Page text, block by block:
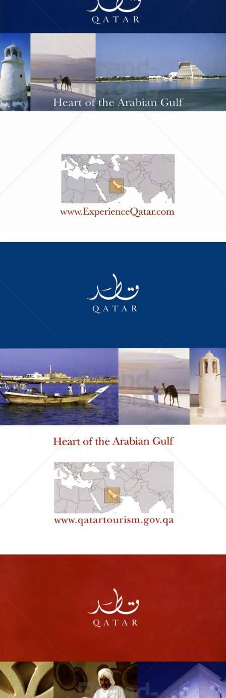
Qatar Tourism Qatar Tourism Authority 2005
Qatar Tourism Qatar Tourism Authority 2006